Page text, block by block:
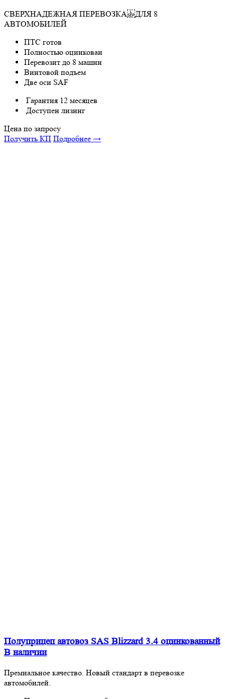
СВЕРХНАДЕЖНАЯ ПЕРЕВОЗКА ДЛЯ 8
АВТОМОБИЛЕЙ
ПТС готов
Полностью оцинкован
Перевозит до 8 машин
Винтовой подъем
Две оси SAF
Гарантия 12 месяцев
Доступен лизинг
Цена по запросу
Получить КП Подробнее →
Полуприцеп автовоз SAS Blizzard 3.4 оцинкованный
В наличии
Премиальное качество. Новый стандарт в перевозке
автомобилей.